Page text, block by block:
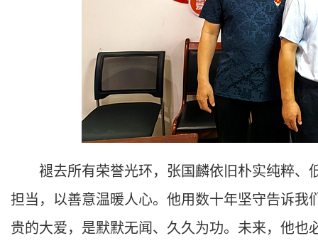
褪去所有荣誉光环，张国麟依旧朴实纯粹、
担当，以善意温暖人心。他用数十年坚守告诉
贵的大爱，是默默无闻、久久为功。未来，他